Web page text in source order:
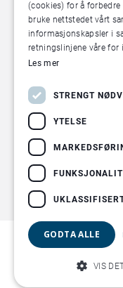
Pilotanlegget
Økern Torgvei
inngang B
(cookies) for å forbedre
bruke nettstedet vårt
informasjonskapsler i
retningslinjene våre for
Les mer
STRENGT
YTELSE
GODTA ALLE
VIS